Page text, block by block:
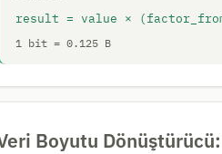
result = value ×
1 bit = 0.125 B
Boyutu